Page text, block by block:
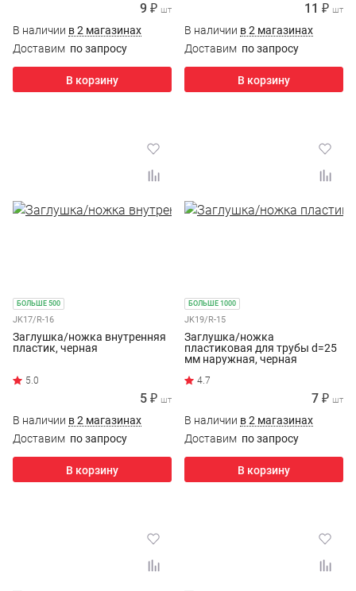
9 ₽ шт
В наличии в 2 магазинах
Доставим по запросу
В корзину
11 ₽ шт
В наличии в 2 магазинах
Доставим по запросу
В корзину
БОЛЬШЕ 500
JK17/R-16
Заглушка/ножка внутренняя
пластик, черная
5 ₽ шт
В наличии в 2 магазинах
Доставим по запросу
В корзину
БОЛЬШЕ 1000
JK19/R-15
Заглушка/ножка
пластиковая для трубы d=25
мм наружная, черная
4.7
7 ₽ шт
В наличии в 2 магазинах
Доставим по запросу
В корзину